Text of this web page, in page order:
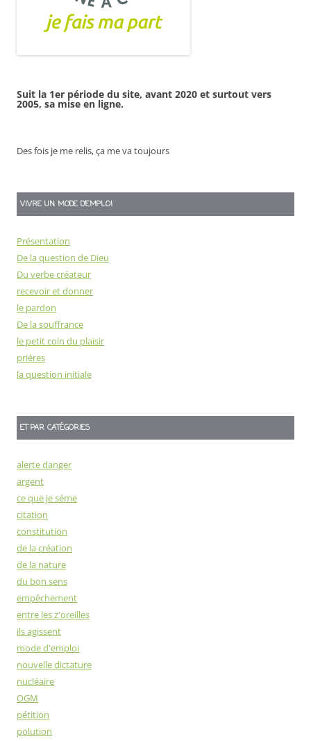
Suit la 1er période du site, avant 2020 et surtout vers
2005, sa mise en ligne.
Des fois je me relis, ça me va toujours
VIVRE UN MODE D’EMPLOI
Présentation
De la question de Dieu
Du verbe créateur
recevoir et donner
le pardon
De la souffrance
le petit coin du plaisir
priéres
la question initiale
ET PAR CATÉGORIES
alerte danger
argent
ce que je séme
citation
constitution
de la création
de la nature
du bon sens
empêchement
entre les z'oreilles
ils agissent
mode d'emploi
nouvelle dictature
nucléaire
OGM
pétition
polution